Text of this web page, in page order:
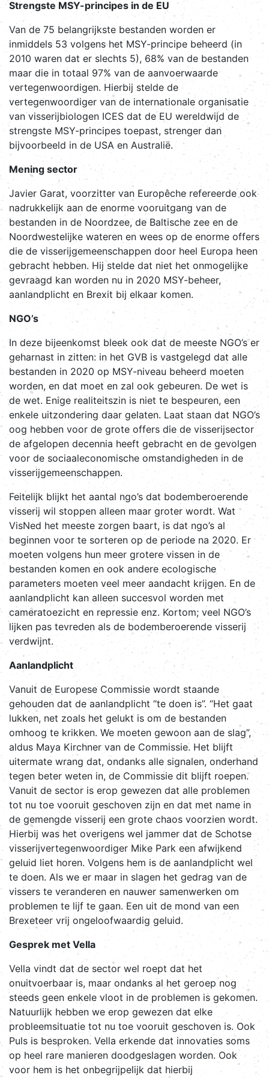
Strengste MSY-principes in de EU
Van de 75 belangrijkste bestanden worden er
inmiddels 53 volgens het MSY-principe beheerd (in
2010 waren dat er slechts 5), 68% van de bestanden
maar die in totaal 97% van de aanvoerwaarde
vertegenwoordigen. Hierbij stelde de
vertegenwoordiger van de internationale organisatie
van visserijbiologen ICES dat de EU wereldwijd de
strengste MSY-principes toepast, strenger dan
bijvoorbeeld in de USA en Australië.
Mening sector
Javier Garat, voorzitter van Europêche refereerde ook
nadrukkelijk aan de enorme vooruitgang van de
bestanden in de Noordzee, de Baltische zee en de
Noordwestelijke wateren en wees op de enorme offers
die de visserijgemeenschappen door heel Europa heen
gebracht hebben. Hij stelde dat niet het onmogelijke
gevraagd kan worden nu in 2020 MSY-beheer,
aanlandplicht en Brexit bij elkaar komen.
NGO’s
In deze bijeenkomst bleek ook dat de meeste NGO’s er
geharnast in zitten: in het GVB is vastgelegd dat alle
bestanden in 2020 op MSY-niveau beheerd moeten
worden, en dat moet en zal ook gebeuren. De wet is
de wet. Enige realiteitszin is niet te bespeuren, een
enkele uitzondering daar gelaten. Laat staan dat NGO’s
oog hebben voor de grote offers die de visserijsector
de afgelopen decennia heeft gebracht en de gevolgen
voor de sociaaleconomische omstandigheden in de
visserijgemeenschappen.
Feitelijk blijkt het aantal ngo’s dat bodemberoerende
visserij wil stoppen alleen maar groter wordt. Wat
VisNed het meeste zorgen baart, is dat ngo’s al
beginnen voor te sorteren op de periode na 2020. Er
moeten volgens hun meer grotere vissen in de
bestanden komen en ook andere ecologische
parameters moeten veel meer aandacht krijgen. En de
aanlandplicht kan alleen succesvol worden met
cameratoezicht en repressie enz. Kortom; veel NGO’s
lijken pas tevreden als de bodemberoerende visserij
verdwijnt.
Aanlandplicht
Vanuit de Europese Commissie wordt staande
gehouden dat de aanlandplicht “te doen is”. “Het gaat
lukken, net zoals het gelukt is om de bestanden
omhoog te krikken. We moeten gewoon aan de slag”,
aldus Maya Kirchner van de Commissie. Het blijft
uitermate wrang dat, ondanks alle signalen, onderhand
tegen beter weten in, de Commissie dit blijft roepen.
Vanuit de sector is erop gewezen dat alle problemen
tot nu toe vooruit geschoven zijn en dat met name in
de gemengde visserij een grote chaos voorzien wordt.
Hierbij was het overigens wel jammer dat de Schotse
visserijvertegenwoordiger Mike Park een afwijkend
geluid liet horen. Volgens hem is de aanlandplicht wel
te doen. Als we er maar in slagen het gedrag van de
vissers te veranderen en nauwer samenwerken om
problemen te lijf te gaan. Een uit de mond van een
Brexeteer vrij ongeloofwaardig geluid.
Gesprek met Vella
Vella vindt dat de sector wel roept dat het
onuitvoerbaar is, maar ondanks al het geroep nog
steeds geen enkele vloot in de problemen is gekomen.
Natuurlijk hebben we erop gewezen dat elke
probleemsituatie tot nu toe vooruit geschoven is. Ook
Puls is besproken. Vella erkende dat innovaties soms
op heel rare manieren doodgeslagen worden. Ook
voor hem is het onbegrijpelijk dat hierbij